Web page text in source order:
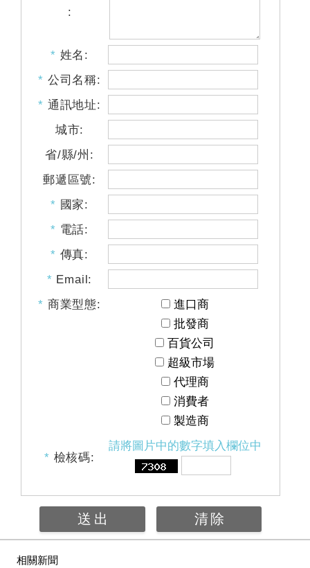
:
* 姓名:
* 公司名稱:
* 通訊地址:
城市:
省/縣/州:
郵遞區號:
* 國家:
* 電話:
* 傳真:
* Email:
* 商業型態:
進口商
批發商
百貨公司
超級市場
代理商
消費者
製造商
* 檢核碼:
請將圖片中的數字填入欄位中
相關新聞